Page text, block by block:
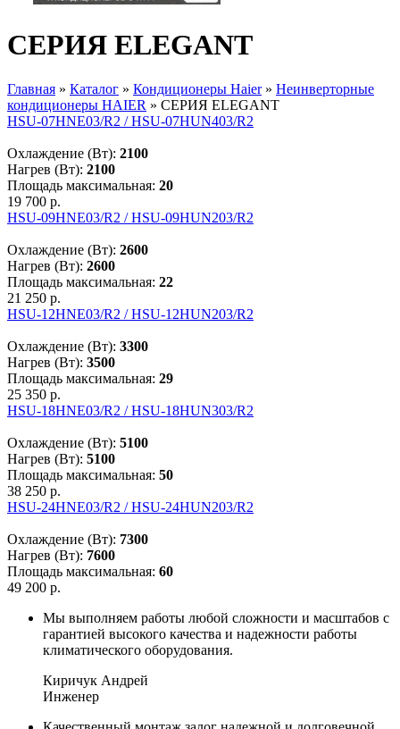
СЕРИЯ ELEGANT
Вы здесь
Главная » Каталог » Кондиционеры Haier » Неинверторные
кондиционеры HAIER » СЕРИЯ ELEGANT
HSU-07HNE03/R2 / HSU-07HUN403/R2
Охлаждение (Вт): 2100
Нагрев (Вт): 2100
Площадь максимальная: 20
19 700 р.
HSU-09HNE03/R2 / HSU-09HUN203/R2
Охлаждение (Вт): 2600
Нагрев (Вт): 2600
Площадь максимальная: 22
21 250 р.
HSU-12HNE03/R2 / HSU-12HUN203/R2
Охлаждение (Вт): 3300
Нагрев (Вт): 3500
Площадь максимальная: 29
25 350 р.
HSU-18HNE03/R2 / HSU-18HUN303/R2
Охлаждение (Вт): 5100
Нагрев (Вт): 5100
Площадь максимальная: 50
38 250 р.
HSU-24HNE03/R2 / HSU-24HUN203/R2
Охлаждение (Вт): 7300
Нагрев (Вт): 7600
Площадь максимальная: 60
49 200 р.
Мы выполняем работы любой сложности и масштабов с
гарантией высокого качества и надежности работы
климатического оборудования.
Киричук Андрей
Инженер